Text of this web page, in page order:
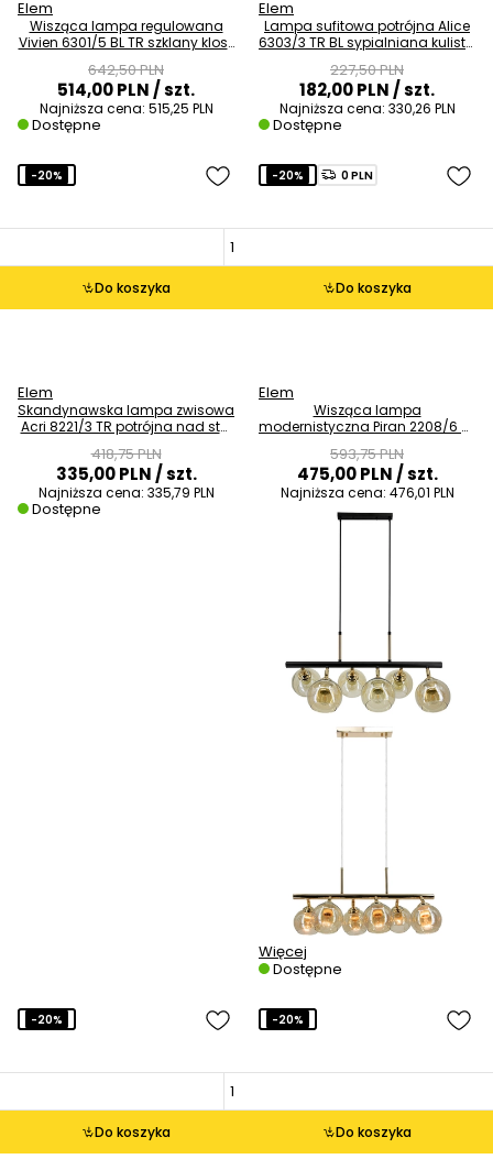
Elem
Wisząca lampa regulowana
Vivien 6301/5 BL TR szklany klosz
642,50 PLN
514,00 PLN/ szt.
Najniższa cena: 515,25 PLN
Dostępne
Elem
Lampa sufitowa potrójna Alice
6303/3 TR BL sypialniana kulista
227,50 PLN
182,00 PLN/ szt.
Najniższa cena: 330,26 PLN
Dostępne
Do koszyka
-20%
Elem
Skandynawska lampa zwisowa
Acri 8221/3 TR potrójna nad stół
418,75 PLN
335,00 PLN/ szt.
Najniższa cena: 335,79 PLN
Dostępne
Do koszyka
-20% 0 PLN
Elem
Wisząca lampa
modernistyczna Piran 2208/6 BL
593,75 PLN
475,00 PLN/ szt.
Najniższa cena: 476,01 PLN
Więcej
Dostępne
Do koszyka
-20%
Do koszyka
-20%